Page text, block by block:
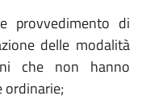
provvedimento di
delle modalità
che non hanno
ordinarie;